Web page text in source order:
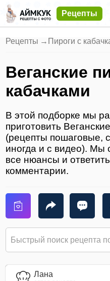
Рецепты
Рецепты → Пироги с
Веганские
кабачками
В этой подборке мы
приготовить
(рецепты пошаговые,
иногда и с видео). Мы
все нюансы и
комментарии.
Лана